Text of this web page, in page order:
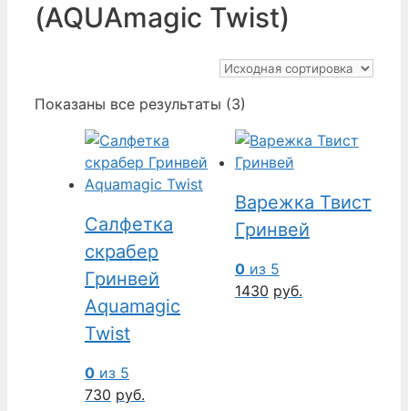
(AQUAmagic Twist)
Показаны все результаты (3)
Салфетка
скрабер
Гринвей
Aquamagic
Twist
0 из 5
730 руб.
Варежка Твист
Гринвей
0из 5
1430 руб.